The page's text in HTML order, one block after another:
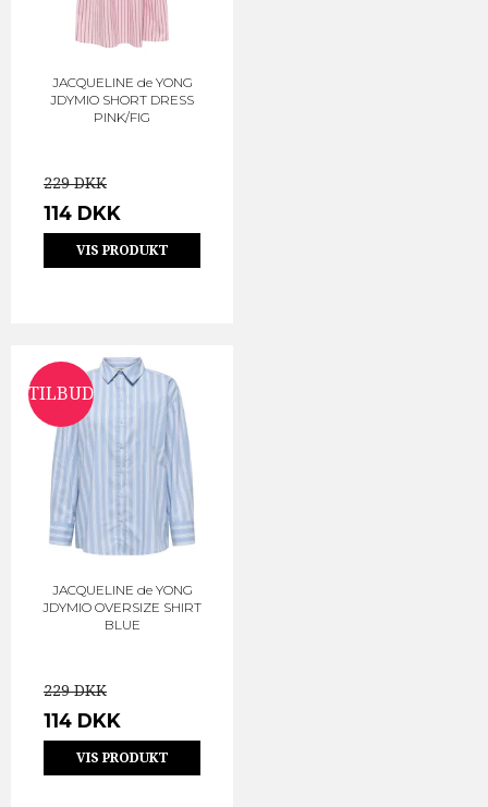
JACQUELINE de YONG
JDYMIO SHORT DRESS
PINK/FIG
229 DKK
114 DKK
VIS PRODUKT
TILBUD
JACQUELINE de YONG
JDYMIO OVERSIZE SHIRT
BLUE
229 DKK
114 DKK
VIS PRODUKT